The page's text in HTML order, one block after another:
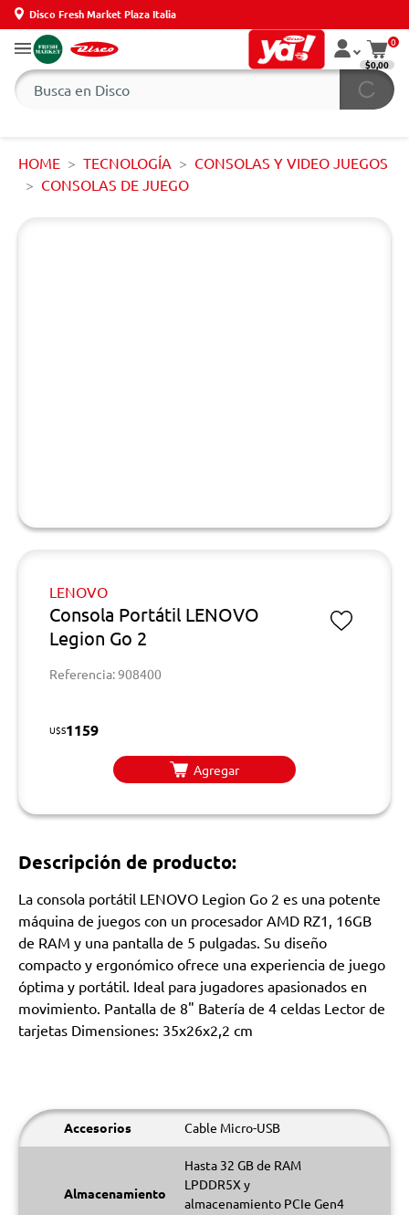
Disco Fresh Market Plaza Italia
0
$0,00
HOME TECNOLOGÍA
CONSOLAS Y VIDEO JUEGOS
CONSOLAS DE JUEGO
LENOVO
Consola Portátil LENOVO
Legion Go 2
Referencia: 908400
U$S1159
Agregar
Descripción de producto:
La consola portátil LENOVO Legion Go 2 es una potente
máquina de juegos con un procesador AMD RZ1, 16GB
de RAM y una pantalla de 5 pulgadas. Su diseño
compacto y ergonómico ofrece una experiencia de juego
óptima y portátil. Ideal para jugadores apasionados en
movimiento. Pantalla de 8" Batería de 4 celdas Lector de
tarjetas Dimensiones: 35x26x2,2 cm
Accesorios Cable Micro-USB
Almacenamiento
Hasta 32 GB de RAM
LPDDR5X y
almacenamiento PCIe Gen4